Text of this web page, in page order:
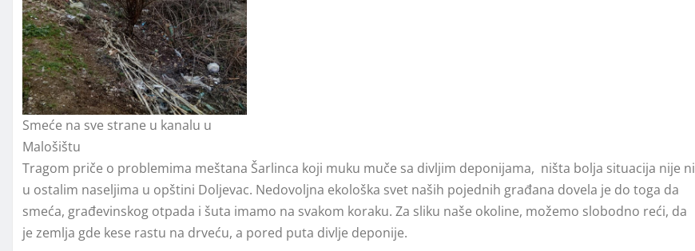
Smeće na sve strane u kanalu u
Malošištu
Tragom priče o problemima meštana Šarlinca koji muku muče sa divljim deponijama, ništa bolja situacija nije ni
u ostalim naseljima u opštini Doljevac. Nedovoljna ekološka svet naših pojednih građana dovela je do toga da
smeća, građevinskog otpada i šuta imamo na svakom koraku. Za sliku naše okoline, možemo slobodno reći, da
je zemlja gde kese rastu na drveću, a pored puta divlje deponije.